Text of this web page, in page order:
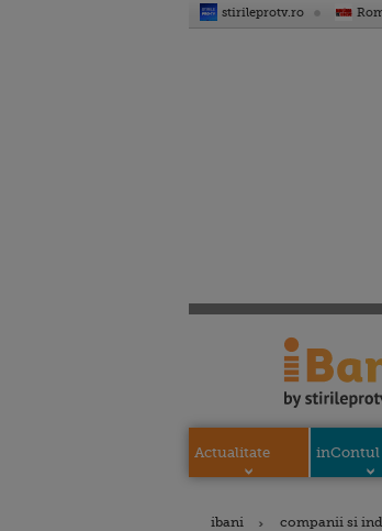
stirileprotv.ro
Actualitate inContul
ibani companii si